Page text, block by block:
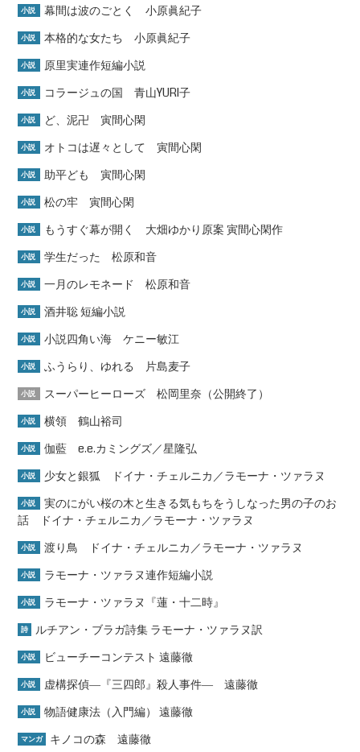
小説 幕間は波のごとく 小原眞紀子
小説 本格的な女たち 小原眞紀子
小説 原里実連作短編小説
小説 コラージュの国 青山YURI子
小説 ど、泥卍 寅間心閑
小説 オトコは遅々として 寅間心閑
小説 助平ども 寅間心閑
小説 松の牢 寅間心閑
小説 もうすぐ幕が開く 大畑ゆかり原案 寅間心閑作
小説 学生だった 松原和音
小説 一月のレモネード 松原和音
小説 酒井聡 短編小説
小説 小説四角い海 ケニー敏江
小説 ふうらり、ゆれる 片島麦子
小説 スーパーヒーローズ 松岡里奈（公開終了）
小説 横領 鶴山裕司
小説 伽藍 e.e.カミングズ／星隆弘
小説 少女と銀狐 ドイナ・チェルニカ／ラモーナ・ツァラヌ
小説
実のにがい桜の木と生きる気もちをうしなった男の子のお
話 ドイナ・チェルニカ／ラモーナ・ツァラヌ
小説 渡り鳥 ドイナ・チェルニカ／ラモーナ・ツァラヌ
小説 ラモーナ・ツァラヌ連作短編小説
小説 ラモーナ・ツァラヌ『蓮・十二時』
詩 ルチアン・ブラガ詩集 ラモーナ・ツァラヌ訳
小説 ビューチーコンテスト 遠藤徹
小説 虚構探偵―『三四郎』殺人事件― 遠藤徹
小説 物語健康法（入門編） 遠藤徹
マンガ キノコの森 遠藤徹